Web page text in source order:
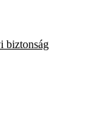
biztonság